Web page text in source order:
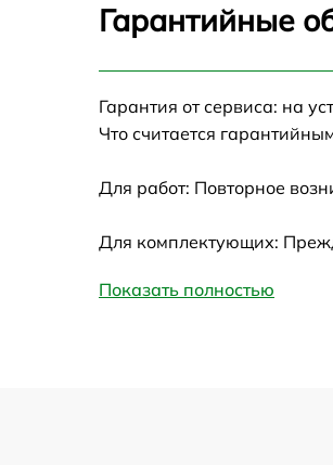
Гарантийные
Гарантия от сервиса: на
Что считается
Для работ: Повторное
Для комплектующих:
Показать полностью